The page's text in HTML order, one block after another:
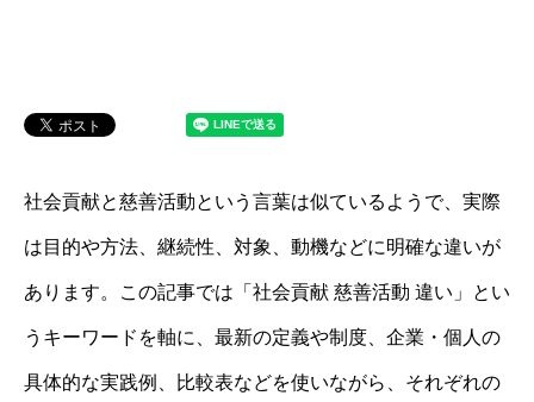
社会貢献と慈善活動という言葉は似ているようで、実際
は目的や方法、継続性、対象、動機などに明確な違いが
あります。この記事では「社会貢献 慈善活動 違い」とい
うキーワードを軸に、最新の定義や制度、企業・個人の
具体的な実践例、比較表などを使いながら、それぞれの